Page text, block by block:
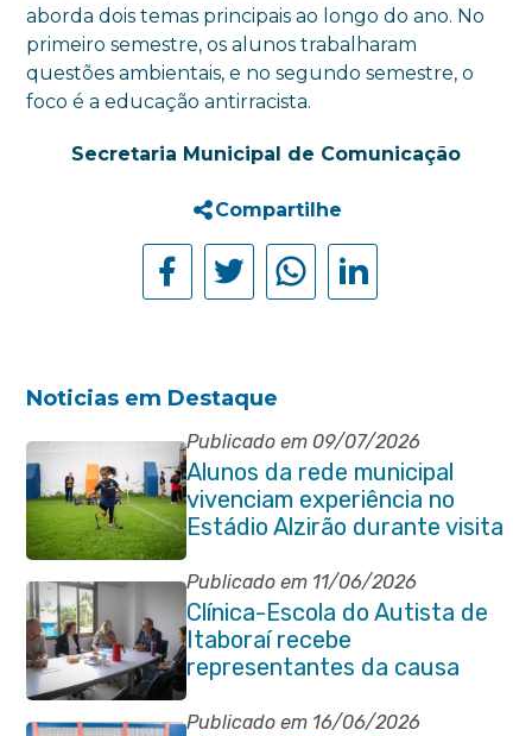
aborda dois temas principais ao longo do ano. No
primeiro semestre, os alunos trabalharam
questões ambientais, e no segundo semestre, o
foco é a educação antirracista.
Secretaria Municipal de Comunicação
Compartilhe
Noticias em Destaque
Publicado em 09/07/2026
Alunos da rede municipal
vivenciam experiência no
Estádio Alzirão durante visita
pedagógica
Publicado em 11/06/2026
Clínica-Escola do Autista de
Itaboraí recebe
representantes da causa
atípica de Santa Catarina
Publicado em 16/06/2026